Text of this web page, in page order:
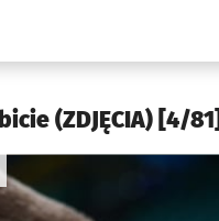
we Wrocławiu
(ZDJĘCIA) [4/81]